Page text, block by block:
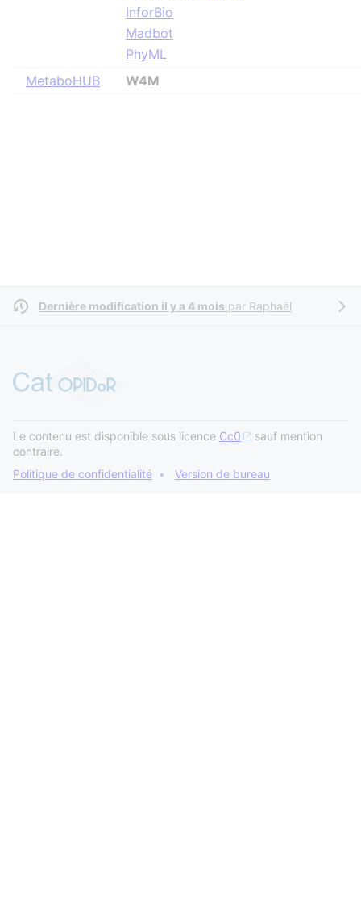
InforBio
Madbot
PhyML
MetaboHUB
W4M
Dernière modification il y a 4 mois par Raphaël
Le contenu est disponible sous licence Cc0
sauf mention
contraire.
Politique de confidentialité
Version de bureau